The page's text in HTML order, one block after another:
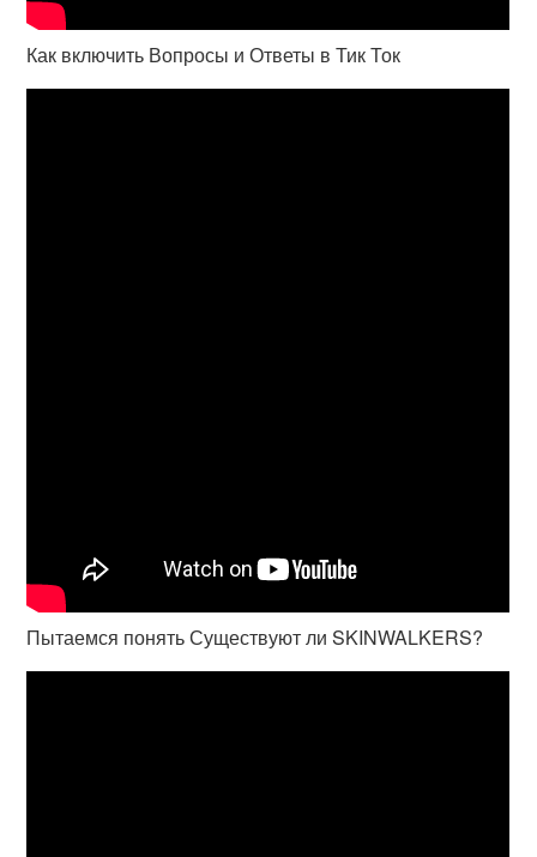
Как включить Вопросы и Ответы в Тик Ток
Пытаемся понять Существуют ли SKINWALKERS?